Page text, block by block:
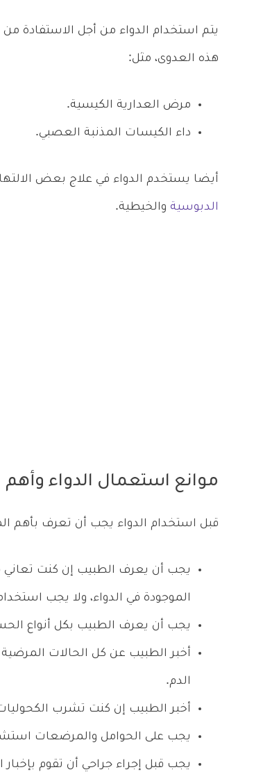
يتم استخدام الدواء من أجل الاستفادة من
هذه العدوى، مثل:
مرض العدارية الكيسية.
داء الكيسات المذنبة العصبي.
أيضا يستخدم الدواء في علاج بعض
الدبوسية والخيطية.
موانع استعمال الدواء وأهم
قبل استخدام الدواء يجب أن تعرف بأهم
يجب أن يعرف الطبيب إن كنت تعاني
الموجودة في الدواء، ولا يجب
يجب أن يعرف الطبيب بكل أنواع
أخبر الطبيب عن كل الحالات
الدم.
أخبر الطبيب إن كنت تشرب
يجب على الحوامل والمرضعات
يجب قبل إجراء جراحي أن تقوم